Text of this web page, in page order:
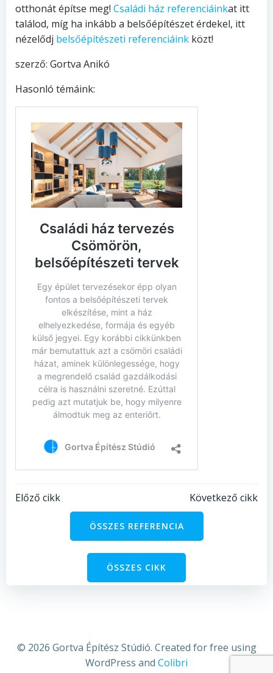
otthonát építse meg! Családi ház referenciáinkat itt
találod, míg ha inkább a belsőépítészet érdekel, itt
nézelődj belsőépítészeti referenciáink közt!
szerző: Gortva Anikó
Hasonló témáink:
Bejegyzés
navigáció
Előző cikk
Bejegyzés
navigáció
Következő cikk
ÖSSZES REFERENCIA
ÖSSZES CIKK
© 2026 Gortva Építész Stúdió. Created for free using
WordPress and Colibri